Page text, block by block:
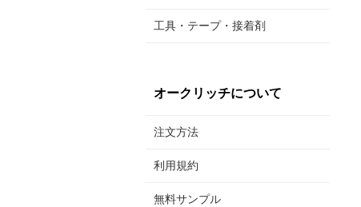
工具・テープ・接着剤
オークリッチについて
注文方法
利用規約
無料サンプル